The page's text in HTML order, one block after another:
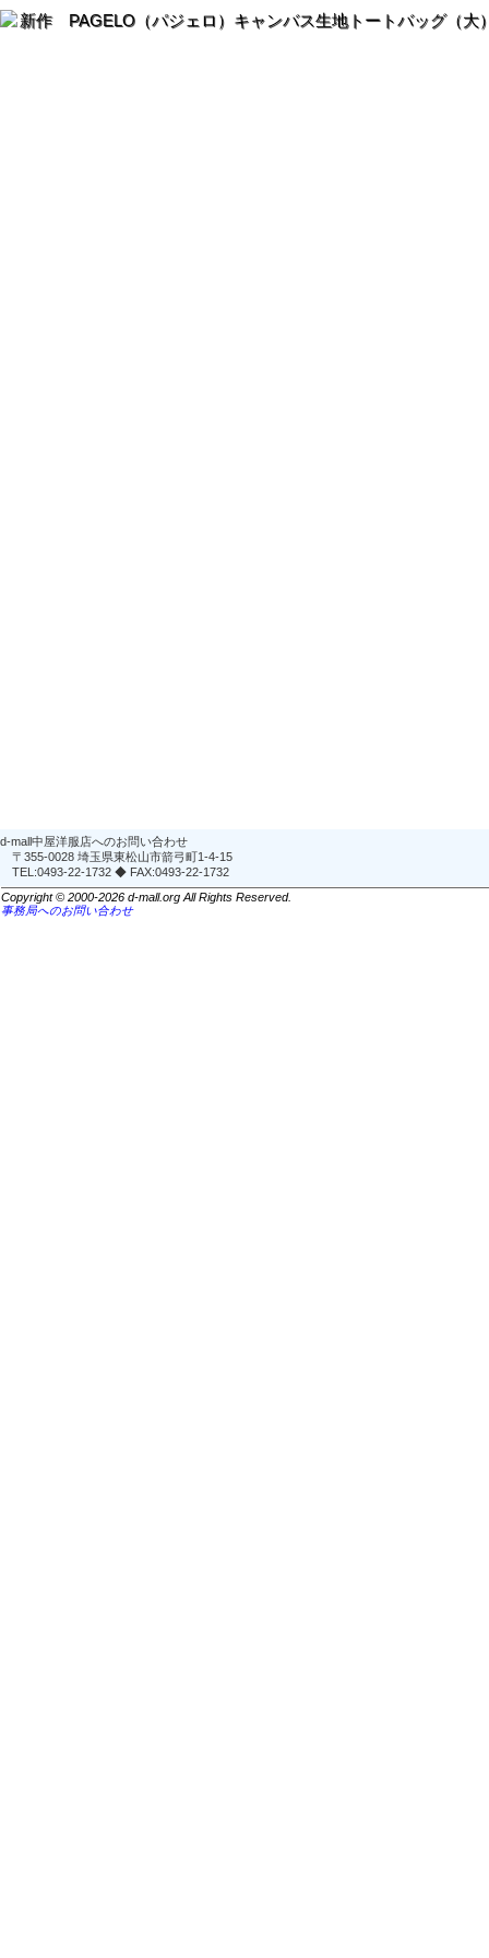
新作 PAGELO（パジェロ）キャンバス生地トートバッグ（大
d-mall中屋洋服店へのお問い合わせ
〒355-0028 埼玉県東松山市箭弓町1-4-15
TEL:0493-22-1732 ◆ FAX:0493-22-1732
Copyright © 2000-2026 d-mall.org All Rights Reserved.
事務局へのお問い合わせ